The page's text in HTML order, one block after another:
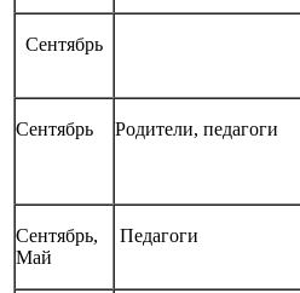
Сентябрь
Сентябрь Родители, педагоги
Сентябрь,
Май
Педагоги